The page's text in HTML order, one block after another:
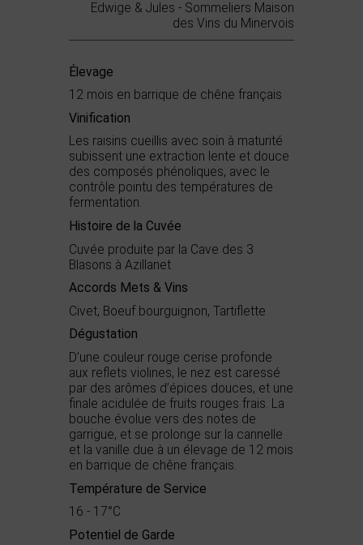
Edwige & Jules - Sommeliers Maison
des Vins du Minervois
Élevage
12 mois en barrique de chêne français
Vinification
Les raisins cueillis avec soin à maturité
subissent une extraction lente et douce
des composés phénoliques, avec le
contrôle pointu des températures de
fermentation.
Histoire de la Cuvée
Cuvée produite par la Cave des 3
Blasons à Azillanet
Accords Mets & Vins
Civet, Boeuf bourguignon, Tartiflette
Dégustation
D’une couleur rouge cerise profonde
aux reflets violines, le nez est caressé
par des arômes d’épices douces, et une
finale acidulée de fruits rouges frais. La
bouche évolue vers des notes de
garrigue, et se prolonge sur la cannelle
et la vanille due à un élevage de 12 mois
en barrique de chêne français.
Température de Service
16 - 17°C
Potentiel de Garde